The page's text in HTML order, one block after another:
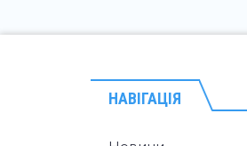
НАВІГАЦІЯ